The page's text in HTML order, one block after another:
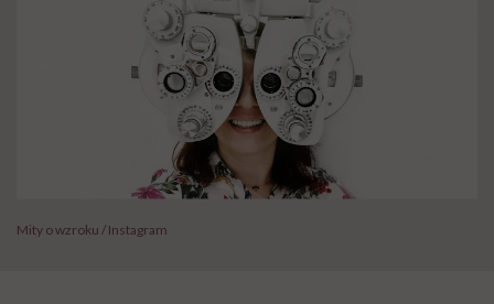
Mity o wzroku / Instagram